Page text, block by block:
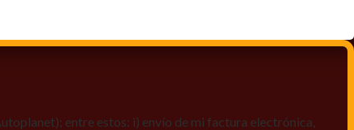
entre estos: i) envío de mi factura electrónica,